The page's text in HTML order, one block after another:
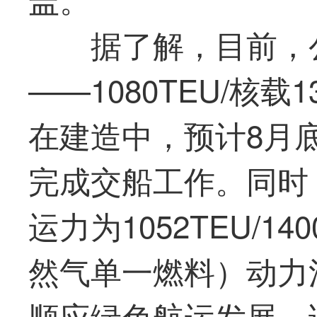
据了解，目前
——1080TEU/核载
在建造中，预计8月
完成交船工作。同
运力为1052TEU/
然气单一燃料）动